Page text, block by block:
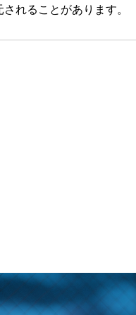
れることがあります。